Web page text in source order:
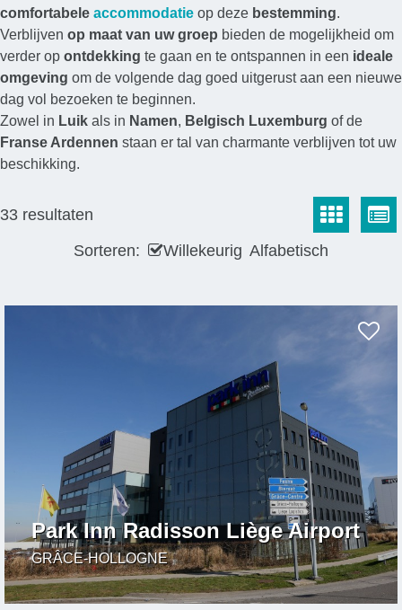
comfortabele accommodatie op deze bestemming.
Verblijven op maat van uw groep bieden de mogelijkheid om
verder op ontdekking te gaan en te ontspannen in een ideale
omgeving om de volgende dag goed uitgerust aan een nieuwe
dag vol bezoeken te beginnen.
Zowel in Luik als in Namen, Belgisch Luxemburg of de
Franse Ardennen staan er tal van charmante verblijven tot uw
beschikking.
33 resultaten
Sorteren:
Willekeurig Alfabetisch
Park Inn Radisson Liège Airport
GRÂCE-HOLLOGNE